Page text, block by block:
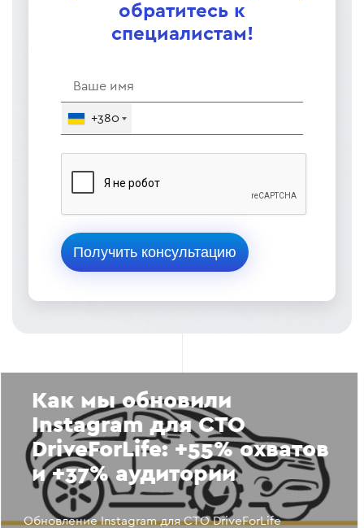
обратитесь к
специалистам!
+380
Как мы обновили
Instagram для СТО
DriveForLife: +55% охватов
и +37% аудитории
Обновление Instagram для СТО DriveForLife